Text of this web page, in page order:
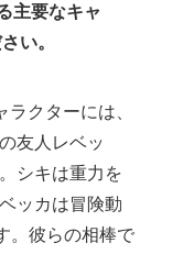
主要なキャ
い。
ラクターには、
友人レベッ
シキは重力を
ッカは冒険動
。彼らの相棒で